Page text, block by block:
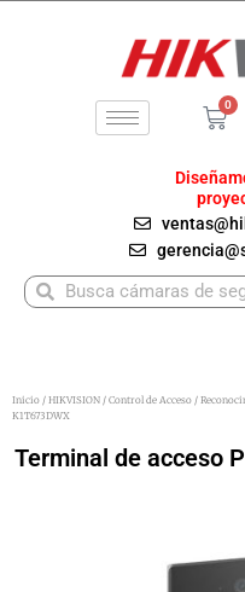
0
BuscarBuscar
Inicio / HIKVISION / Control de Acceso /
K1T673DWX
Terminal de acceso